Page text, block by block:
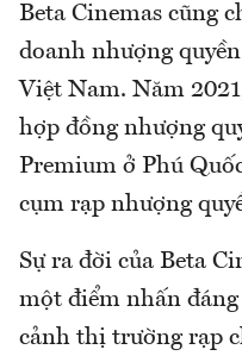
Beta Cinemas cũng
doanh nhượng
Việt Nam. Năm
hợp đồng nhượng
Premium ở Phú
cụm rạp nhượng
Sự ra đời của Beta
một điểm nhấn
cảnh thị trường rạp